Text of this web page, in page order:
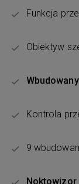
Funkcja
Obiektyw
Kontrola
9
Noktowizor